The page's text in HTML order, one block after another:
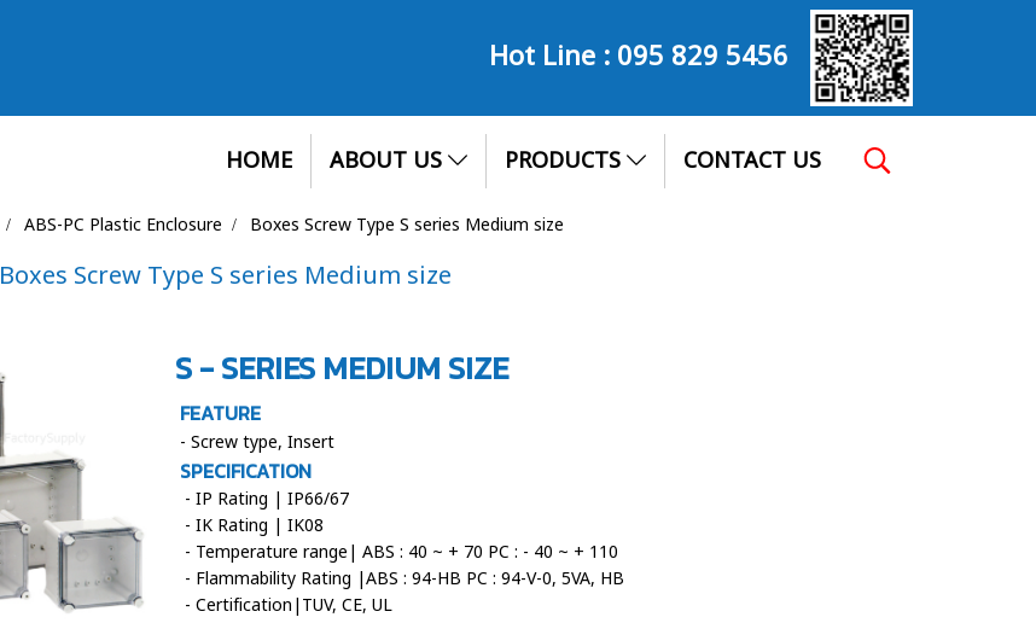
Hot Line :095 829 5456
HOME ABOUT US PRODUCTS CONTACT US
ABS-PC Plastic Enclosure Boxes Screw Type S series Medium size
Boxes Screw Type S series Medium size
S - SERIES MEDIUM SIZE
FEATURE
- Screw type, Insert
SPECIFICATION
- IP Rating | IP66/67
- IK Rating | IK08
- Temperature range| ABS : 40 ~ + 70 PC : - 40 ~ + 110
- Flammability Rating |ABS : 94-HB PC : 94-V-0, 5VA, HB
- Certification|TUV, CE, UL